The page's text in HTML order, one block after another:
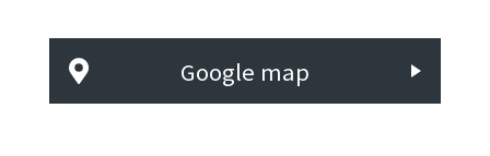
Google map